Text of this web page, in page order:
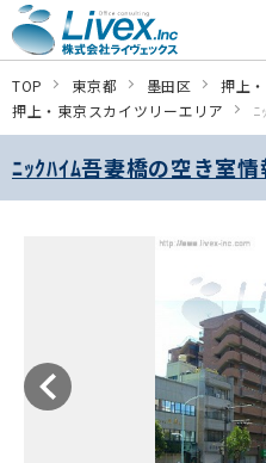
TOP 東京都 墨田区
押上
押上・東京スカイツリーエリア
ﾆ
ﾆｯｸﾊｲﾑ吾妻橋の空き室情